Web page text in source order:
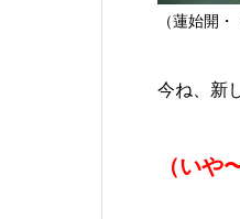
（蓮始開
今ね、新
（いや